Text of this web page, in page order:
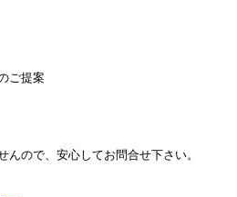
ご提案
んので、安心してお問合せ下さい。